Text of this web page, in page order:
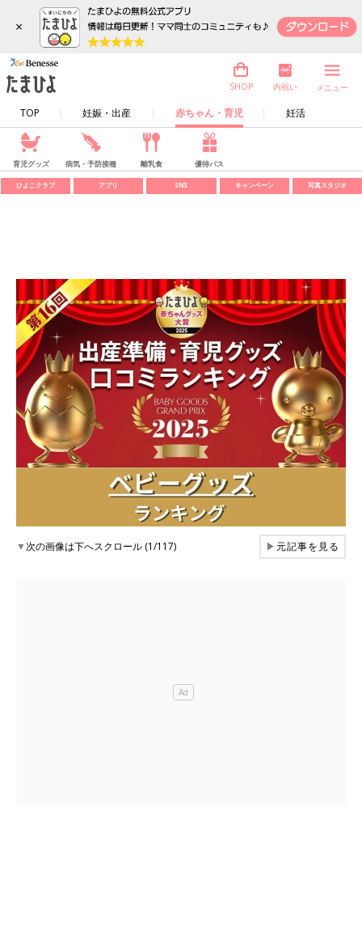
×
TOP 妊娠・出産 赤ちゃん・育児 妊活
SHOP 内祝い メニュー
育児グッズ 病気・予防接種 離乳食 優待パス
ひよこクラブ アプリ SNS キャンペーン 写真スタジオ
▼次の画像は下へスクロール (1/117) ▶元記事を見る